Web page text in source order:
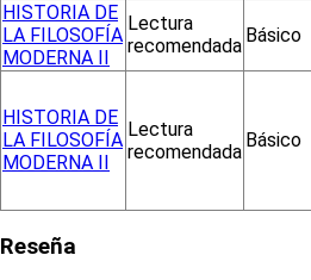
HISTORIA DE
LA FILOSOFÍA
MODERNA II
Lectura
recomendada Básico
HISTORIA DE
LA FILOSOFÍA
MODERNA II
Lectura
recomendada
Básico
Reseña